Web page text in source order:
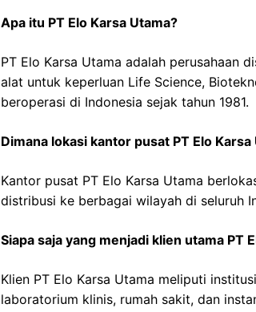
Apa itu PT Elo Karsa Utama?
PT Elo Karsa Utama adalah perusahaan
alat untuk keperluan Life Science,
beroperasi di Indonesia sejak tahun 1981.
Dimana lokasi kantor pusat PT Elo Karsa
Kantor pusat PT Elo Karsa Utama
distribusi ke berbagai wilayah di seluruh
Siapa saja yang menjadi klien utama PT
Klien PT Elo Karsa Utama meliputi
laboratorium klinis, rumah sakit, dan